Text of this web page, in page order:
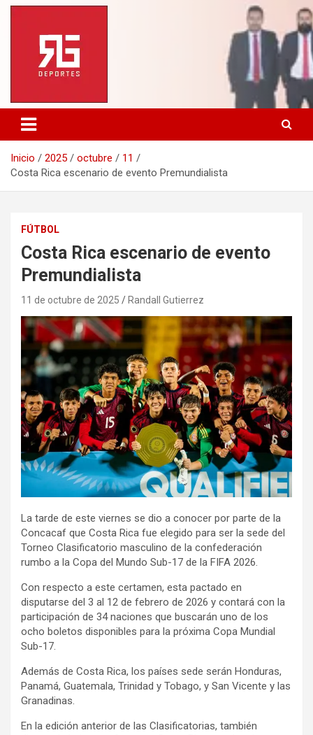
Saltar
contenido
Inicio 2025 octubre
11
Costa Rica escenario de evento Premundialista
FÚTBOL
Costa Rica escenario de evento
Premundialista
11 de octubre de 2025 Randall Gutierrez
La tarde de este viernes se dio a conocer por parte de la
Concacaf que Costa Rica fue elegido para ser la sede del
Torneo Clasificatorio masculino de la confederación
rumbo a la Copa del Mundo Sub-17 de la FIFA 2026.
Con respecto a este certamen, esta pactado en
disputarse del 3 al 12 de febrero de 2026 y contará con la
participación de 34 naciones que buscarán uno de los
ocho boletos disponibles para la próxima Copa Mundial
Sub-17.
Además de Costa Rica, los países sede serán Honduras,
Panamá, Guatemala, Trinidad y Tobago, y San Vicente y las
Granadinas.
En la edición anterior de las Clasificatorias, también